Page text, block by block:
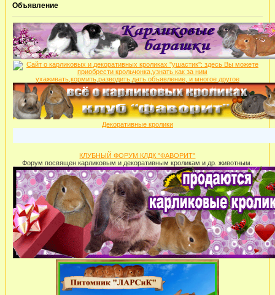
Объявление
Декоративные кролики
КЛУБНЫЙ ФОРУМ КЛДК "ФАВОРИТ"
Форум посвящен карликовым и декоративным кроликам и др. животным.